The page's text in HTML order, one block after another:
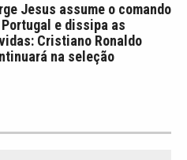
Jesus assume o comando
Portugal e dissipa as
Cristiano Ronaldo
na seleção